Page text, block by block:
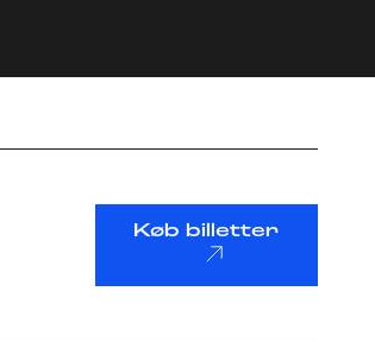
Køb billetter